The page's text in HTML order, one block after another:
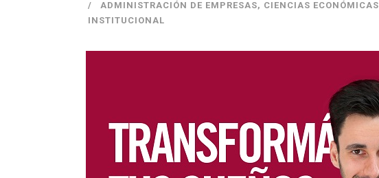
ADMINISTRACIÓN DE EMPRESAS, CIENCIAS ECONÓMICAS
INSTITUCIONAL